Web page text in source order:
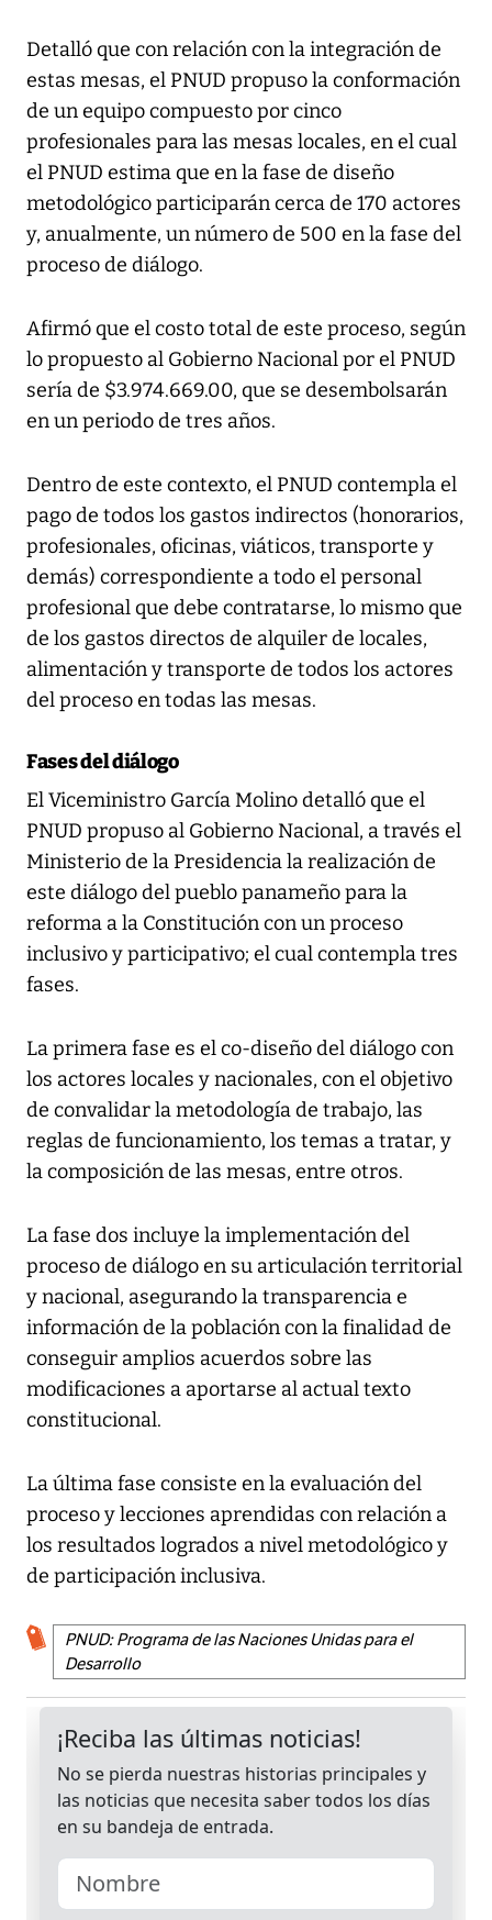
Detalló que con relación con la integración de
estas mesas, el PNUD propuso la conformación
de un equipo compuesto por cinco
profesionales para las mesas locales, en el cual
el PNUD estima que en la fase de diseño
metodológico participarán cerca de 170 actores
y, anualmente, un número de 500 en la fase del
proceso de diálogo.
Afirmó que el costo total de este proceso, según
lo propuesto al Gobierno Nacional por el PNUD
sería de $3.974.669.00, que se desembolsarán
en un periodo de tres años.
Dentro de este contexto, el PNUD contempla el
pago de todos los gastos indirectos (honorarios,
profesionales, oficinas, viáticos, transporte y
demás) correspondiente a todo el personal
profesional que debe contratarse, lo mismo que
de los gastos directos de alquiler de locales,
alimentación y transporte de todos los actores
del proceso en todas las mesas.
Fases del diálogo
El Viceministro García Molino detalló que el
PNUD propuso al Gobierno Nacional, a través el
Ministerio de la Presidencia la realización de
este diálogo del pueblo panameño para la
reforma a la Constitución con un proceso
inclusivo y participativo; el cual contempla tres
fases.
La primera fase es el co-diseño del diálogo con
los actores locales y nacionales, con el objetivo
de convalidar la metodología de trabajo, las
reglas de funcionamiento, los temas a tratar, y
la composición de las mesas, entre otros.
La fase dos incluye la implementación del
proceso de diálogo en su articulación territorial
y nacional, asegurando la transparencia e
información de la población con la finalidad de
conseguir amplios acuerdos sobre las
modificaciones a aportarse al actual texto
constitucional.
La última fase consiste en la evaluación del
proceso y lecciones aprendidas con relación a
los resultados logrados a nivel metodológico y
de participación inclusiva.
PNUD: Programa de las Naciones Unidas para el
Desarrollo